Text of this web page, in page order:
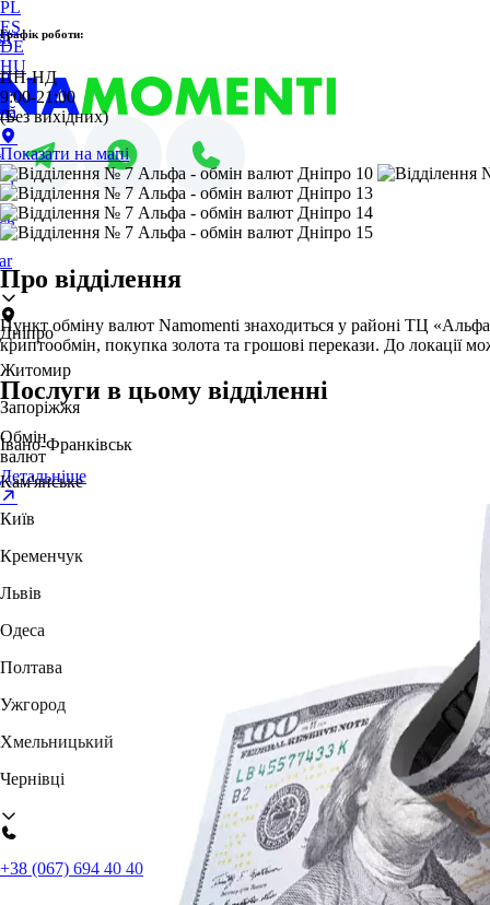
PL
ES
DE
HU
Дніпро
Житомир
Запоріжжя
Івано-Франківськ
Кам'янське
Київ
Кременчук
Львів
Одеса
Полтава
Ужгород
Хмельницький
Чернівці
+38 (067) 694 40 40
Графік роботи:
ПН-НД
9:00-21:00
(Без вихідних)
Показати на мапі
Про відділення
Пункт обміну валют Namomenti знаходиться у районі ТЦ
криптообмін, покупка золота та грошові перекази. До
Послуги в цьому відділенні
Обмін
валют
Детальніше